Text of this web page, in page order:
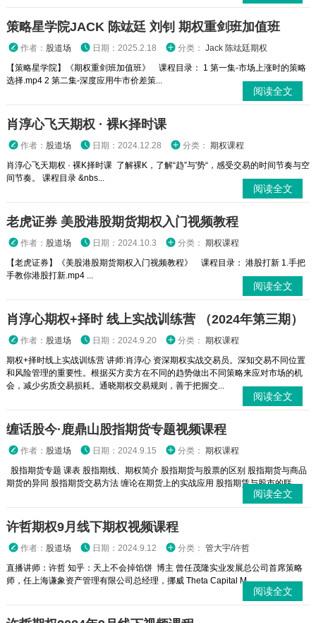
策略星学院JACK 陈竑廷 刘钊 期权重剑班加值班
作者： 股道场 日期：2025.2.18 分类： Jack 陈竑廷期权
【策略星学院】《期权重剑班加值班》 课程目录： 1 第一集-市场上涨时的策略
选择.mp4 2 第二集-深度应用牛市价差策...
阅读全文
肖淳心飞天期权 · 裸K择时课
作者： 股道场 日期：2024.12.28 分类： 期权课程
肖淳心飞天期权 · 裸K择时课 了解裸K，了解“趋”与'势“，感受交易的时间节奏与空
间节奏。 课程目录 &nbs...
阅读全文
老虎证券 美股港股期货期权入门视频教程
作者： 股道场 日期：2024.10.3 分类： 期权课程
【老虎证券】《美股港股期货期权入门视频教程》 课程目录： 港股打新 1.手把
手教你港股打新.mp4 ...
阅读全文
肖淳心期权+择时 线上实战训练营 （2024年第三期）
作者： 股道场 日期：2024.9.20 分类： 期权课程
期权+择时线上实战训练营 讲师:肖淳心 资深期权实战交易员。深知交易不同位置
和风险管理的重要性。根据买方卖方在不同的趋势做出不同策略来应对市场的机
会，减少劣质交易损耗。通晓期权交易规则，善于把握交...
阅读全文
缠话股今·鹿鼎山股指期货专题视频课程
作者： 股道场 日期：2024.9.15 分类： 期权课程
股指期货专题 课表 股指期线、期权简介 股指期货与股票的区别 股指期货与商品
期货的异同 股指期货交易方法 缠论在期货上的实战应用 股指期赁与股市的联...
阅读全文
许哲期权9月线下期权视频课程
作者： 股道场 日期：2024.9.12 分类： 管大宇/许哲
直播讲师：许哲 知乎：天上不会掉馅饼 博主 曾任茂隆实业发展总公司首席策略
师，任上海谦象资产管理有限公司总经理，挪威 Theta Capital M...
阅读全文